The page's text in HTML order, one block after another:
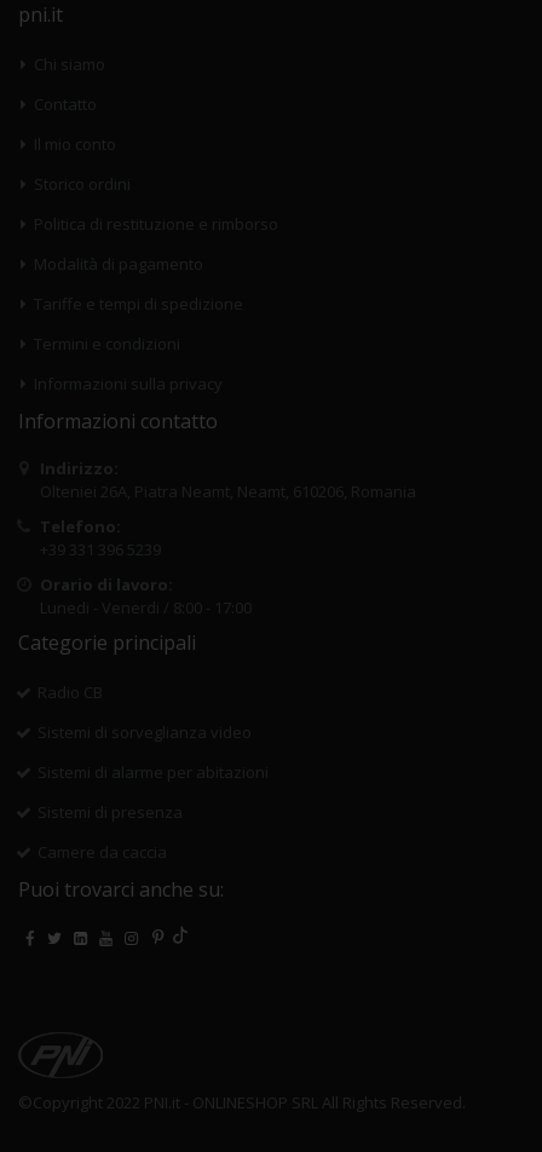
pni.it
Chi siamo
Contatto
Il mio conto
Storico ordini
Politica di restituzione e rimborso
Modalità di pagamento
Tariffe e tempi di spedizione
Termini e condizioni
Informazioni sulla privacy
Informazioni contatto
Indirizzo:
Olteniei 26A, Piatra Neamt, Neamt, 610206, Romania
Telefono:
+39 331 396 5239
Orario di lavoro:
Lunedi - Venerdi / 8:00 - 17:00
Categorie principali
Radio CB
Sistemi di sorveglianza video
Sistemi di alarme per abitazioni
Sistemi di presenza
Camere da caccia
Puoi trovarci anche su:
©Copyright 2022 PNI.it - ONLINESHOP SRL All Rights Reserved.